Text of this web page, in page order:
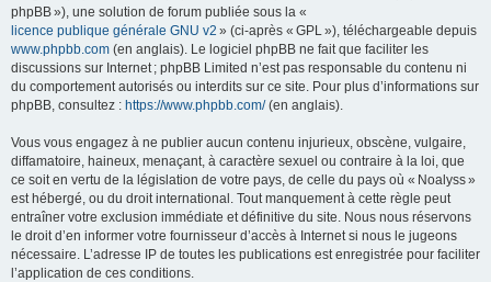
phpBB »), une solution de forum publiée sous la «
licence publique générale GNU v2 » (ci-après « GPL »), téléchargeable depuis
www.phpbb.com (en anglais). Le logiciel phpBB ne fait que faciliter les
discussions sur Internet ; phpBB Limited n’est pas responsable du contenu ni
du comportement autorisés ou interdits sur ce site. Pour plus d’informations sur
phpBB, consultez : https://www.phpbb.com/(en anglais).
Vous vous engagez à ne publier aucun contenu injurieux, obscène, vulgaire,
diffamatoire, haineux, menaçant, à caractère sexuel ou contraire à la loi, que
ce soit en vertu de la législation de votre pays, de celle du pays où « Noalyss »
est hébergé, ou du droit international. Tout manquement à cette règle peut
entraîner votre exclusion immédiate et définitive du site. Nous nous réservons
le droit d’en informer votre fournisseur d’accès à Internet si nous le jugeons
nécessaire. L’adresse IP de toutes les publications est enregistrée pour faciliter
l’application de ces conditions.